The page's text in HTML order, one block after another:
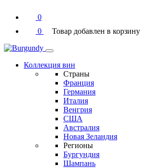
0
0
Товар добавлен в корзину
Коллекция вин
Страны
Франция
Германия
Италия
Венгрия
США
Австралия
Новая Зеландия
Регионы
Бургундия
Шампань